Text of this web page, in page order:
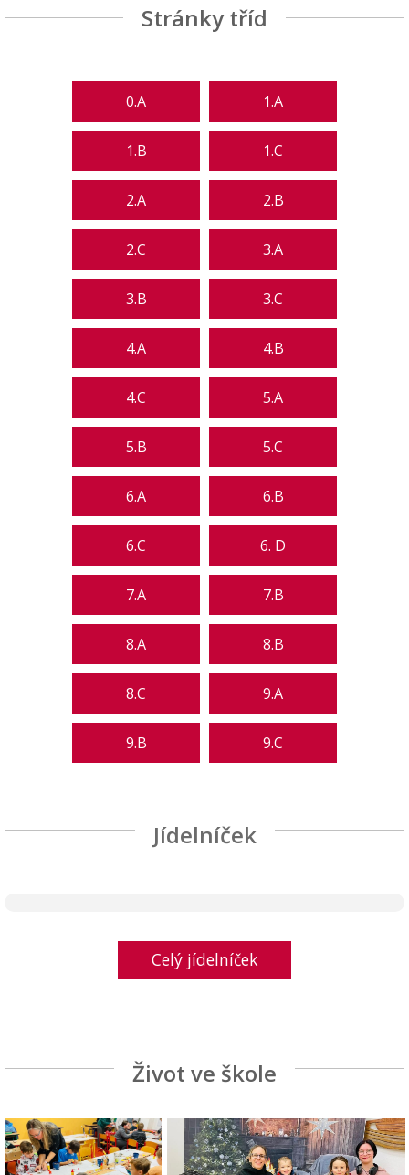
Stránky tříd
0.A 1.A
1.B 1.C
2.A 2.B
2.C 3.A
3.B 3.C
4.A 4.B
4.C 5.A
5.B 5.C
6.A 6.B
6.C 6. D
7.A 7.B
8.A 8.B
8.C 9.A
9.B 9.C
Jídelníček
Celý jídelníček
Život ve škole